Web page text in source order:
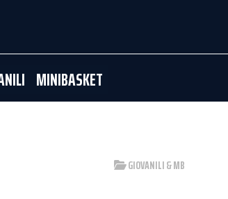
MINIBASKET
GIOVANILI & MB